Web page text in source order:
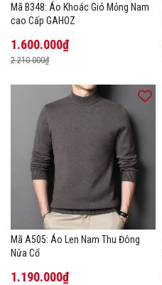
Mã B348: Áo Khoác Gió Mỏng Nam
cao Cấp GAHOZ
1.600.000₫
2.210.000₫
Mã A505: Áo Len Nam Thu Đông
Nửa Cổ
1.190.000₫